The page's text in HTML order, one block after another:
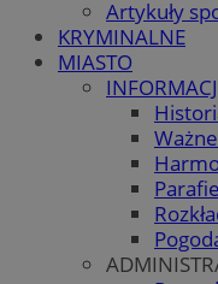
Artykuły
KRYMINALNE
MIASTO